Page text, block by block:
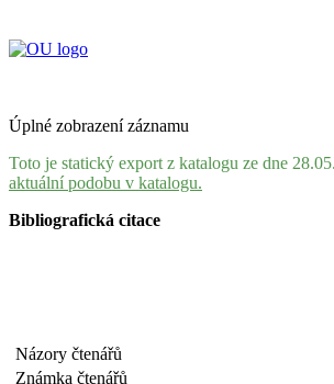
Úplné zobrazení záznamu
Toto je statický export z katalogu ze dne
aktuální podobu v katalogu.
Bibliografická citace
Názory čtenářů
Známka čtenářů